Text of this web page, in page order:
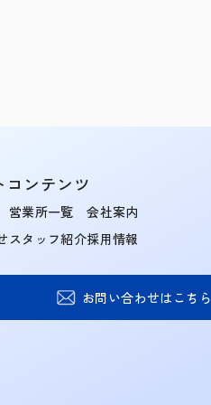
コンテンツ
営業所一覧
スタッフ紹介
会社案内
採用情報
お問い合わせはこちら